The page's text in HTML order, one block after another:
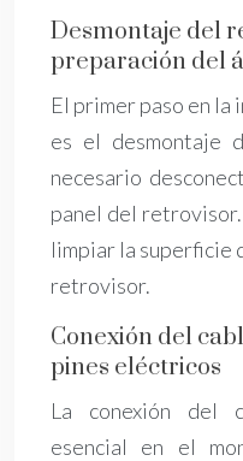
Desmontaje del
preparación del
El primer paso en
es el desmontaje
necesario
panel del
limpiar la superficie
retrovisor.
Conexión del
pines eléctricos
La conexión del
esencial en el